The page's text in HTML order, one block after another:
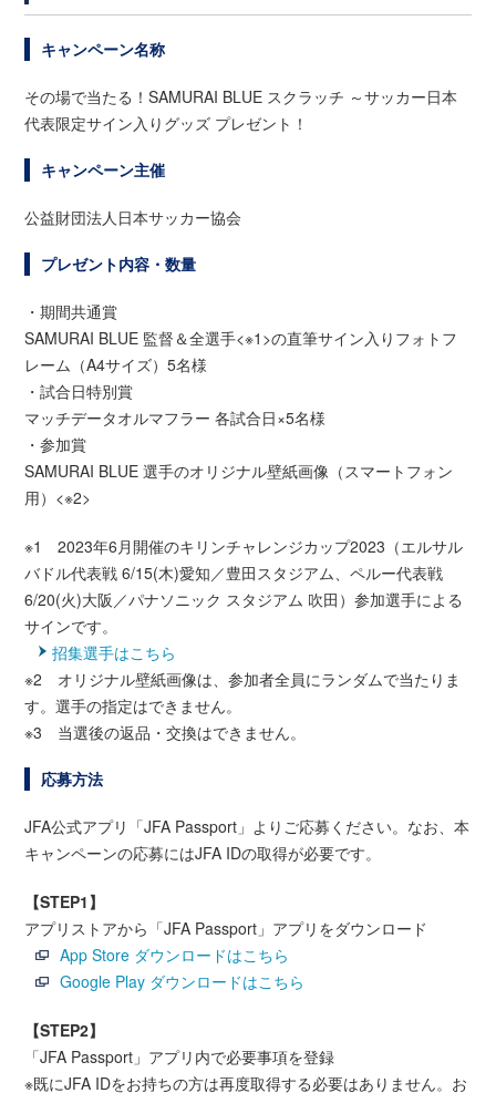
キャンペーン名称
その場で当たる！SAMURAI BLUE スクラッチ ～サッカー日本
代表限定サイン入りグッズ プレゼント！
キャンペーン主催
公益財団法人日本サッカー協会
プレゼント内容・数量
・期間共通賞
SAMURAI BLUE 監督＆全選手<※1>の直筆サイン入りフォトフ
レーム（A4サイズ）5名様
・試合日特別賞
マッチデータオルマフラー 各試合日×5名様
・参加賞
SAMURAI BLUE 選手のオリジナル壁紙画像（スマートフォン
用）<※2>
※1 2023年6月開催のキリンチャレンジカップ2023（エルサル
バドル代表戦 6/15(木)愛知／豊田スタジアム、ペルー代表戦
6/20(火)大阪／パナソニック スタジアム 吹田）参加選手による
サインです。
招集選手はこちら
※2 オリジナル壁紙画像は、参加者全員にランダムで当たりま
す。選手の指定はできません。
※3 当選後の返品・交換はできません。
応募方法
JFA公式アプリ「JFA Passport」よりご応募ください。なお、本
キャンペーンの応募にはJFA IDの取得が必要です。
【STEP1】
アプリストアから「JFA Passport」アプリをダウンロード
App Store ダウンロードはこちら
Google Play ダウンロードはこちら
【STEP2】
「JFA Passport」アプリ内で必要事項を登録
※既にJFA IDをお持ちの方は再度取得する必要はありません。お